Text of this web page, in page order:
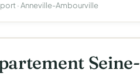
· Anneville-Ambourville
Seine-